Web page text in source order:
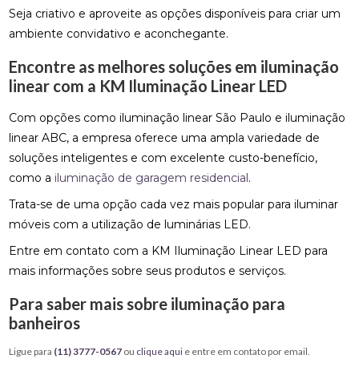
Seja criativo e aproveite as opções disponíveis para criar um
ambiente convidativo e aconchegante.
Encontre as melhores soluções em iluminação
linear com a KM Iluminação Linear LED
Com opções como iluminação linear São Paulo e iluminação
linear ABC, a empresa oferece uma ampla variedade de
soluções inteligentes e com excelente custo-benefício,
como a iluminação de garagem residencial.
Trata-se de uma opção cada vez mais popular para iluminar
móveis com a utilização de luminárias LED.
Entre em contato com a KM Iluminação Linear LED para
mais informações sobre seus produtos e serviços.
Para saber mais sobre iluminação para
banheiros
Ligue para (11) 3777-0567 ou clique aqui e entre em contato por email.